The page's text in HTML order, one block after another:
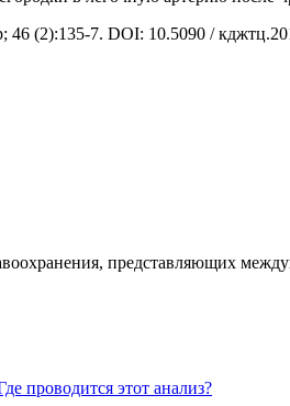
(2):135-7. DOI: 10.5090 /
представляющих
проводится этот анализ?